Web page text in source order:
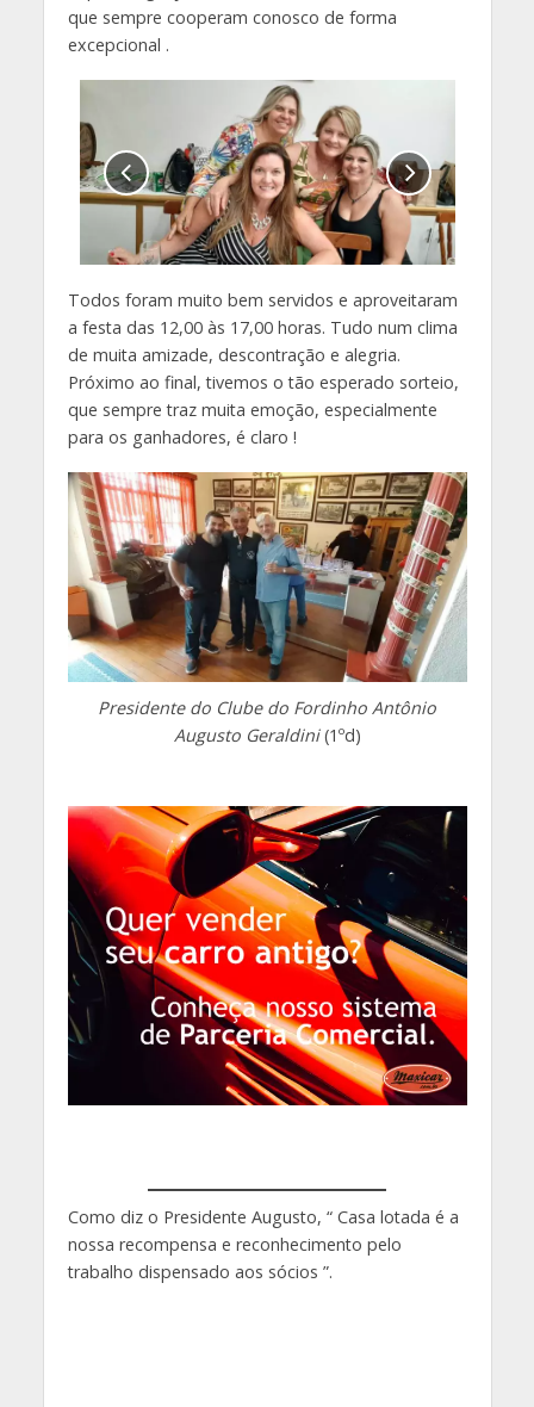
que sempre cooperam conosco de forma
excepcional .
Todos foram muito bem servidos e aproveitaram
a festa das 12,00 às 17,00 horas. Tudo num clima
de muita amizade, descontração e alegria.
Próximo ao final, tivemos o tão esperado sorteio,
que sempre traz muita emoção, especialmente
para os ganhadores, é claro !
Presidente do Clube do Fordinho Antônio
Augusto Geraldini(1ºd)
Como diz o Presidente Augusto, “ Casa lotada é a
nossa recompensa e reconhecimento pelo
trabalho dispensado aos sócios ”.